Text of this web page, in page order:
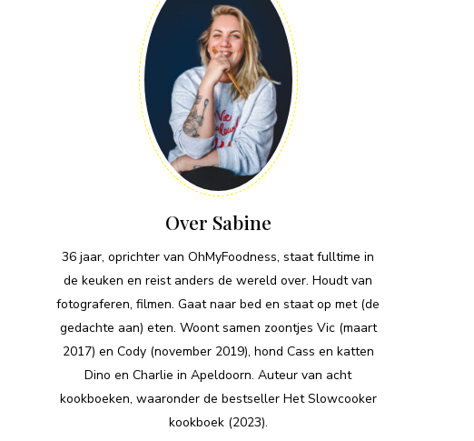
Over Sabine
36 jaar, oprichter van OhMyFoodness, staat fulltime in
de keuken en reist anders de wereld over. Houdt van
fotograferen, filmen. Gaat naar bed en staat op met (de
gedachte aan) eten. Woont samen zoontjes Vic (maart
2017) en Cody (november 2019), hond Cass en katten
Dino en Charlie in Apeldoorn. Auteur van acht
kookboeken, waaronder de bestseller Het Slowcooker
kookboek (2023).